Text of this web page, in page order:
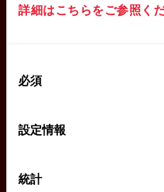
詳細はこちらをご参照くだ
必須
設定情報
統計